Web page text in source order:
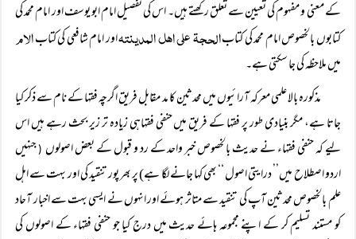
کے معنی و مفہوم کی تعیین سے تعلق رکھتے ہیں۔ اس کی تفصیل امام ابو یوسف اور امام محمد کی
کتابوں بالخصوص امام محمد کی کتابالحجۃ علی اھل المدینتہاور امام شافعی کی کتابالام
میں ملاحظہ کی جا سکتی ہے۔
مذکورہ بالا علمی معرکہ آرائیوں میں محدثین کا مد مقابل فریق اگرچہ فقہا کے نام سے ذکر کیا
جاتا ہے، مگر بنیادی طور پر فقہا کے فریق میں حنفی فقہاہی زیادہ تر زیر بحث رہے ہیں اس
لیے کہ حنفی فقہاء نے حدیث بالخصوص خبر واحد کے رد و قبول کے بعض اصولوں (جنہیں
اردو اصطلاح میں’’ درایتی اصول ‘‘ بھی کہا جانے لگا ہے) پر بھر پور تنقید کی اور بہت سے اہل
علم بالخصوص محدثین آپ کی تنقید سے متاثر ہوئے اور انہوں نے ایسی بہت سے اخبار آحاد
کو مستند تسلیم کر کے اپنے مجموعہ ہائے حدیث میں درج کیا جو حنفی فقہاء کے اصولوں کی